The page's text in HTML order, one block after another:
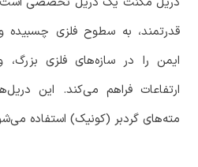
قدرتمند، به سطوح فلزی چسبیده
ایمن را در سازه‌های فلزی
ارتفاعات فراهم می‌کند. این
مته‌های گردبر (کونیک) استفاده